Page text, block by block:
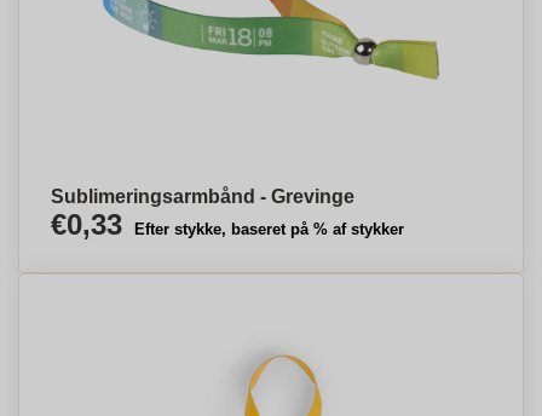
Sublimeringsarmbånd - Grevinge
€0,33 Efter stykke, baseret på % af stykker